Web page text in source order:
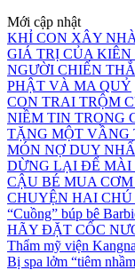
Mới cập nhật
KHỈ CON XÂY NHÀ
GIÁ TRỊ CỦA KIÊN
NGƯỜI CHIẾN
PHẬT VÀ MA QUỶ
CON TRAI TRỘM
NIỀM TIN TRONG
TẶNG MỘT VẦNG
MÓN NỢ DUY
DỪNG LẠI ĐỂ MÀI
CẬU BÉ MUA
CHUYỆN HAI CHÚ
“Cuồng” búp bê
HÃY ĐẶT CỐC
Thẩm mỹ viện
Bị spa lởm “tiêm